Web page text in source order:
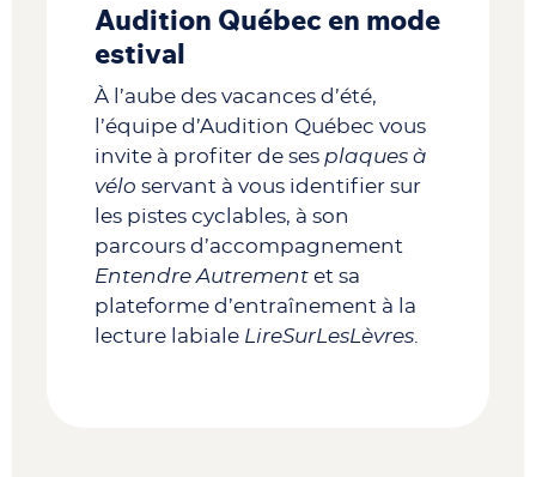
Audition Québec en mode
estival
À l’aube des vacances d’été,
l’équipe d’Audition Québec vous
invite à profiter de ses plaques à
vélo servant à vous identifier sur
les pistes cyclables, à son
parcours d’accompagnement
Entendre Autrement et sa
plateforme d’entraînement à la
lecture labiale LireSurLesLèvres